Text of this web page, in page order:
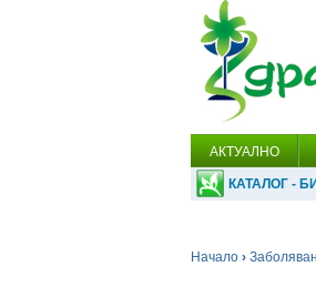
АКТУАЛНО
КАТАЛОГ -
Начало ›